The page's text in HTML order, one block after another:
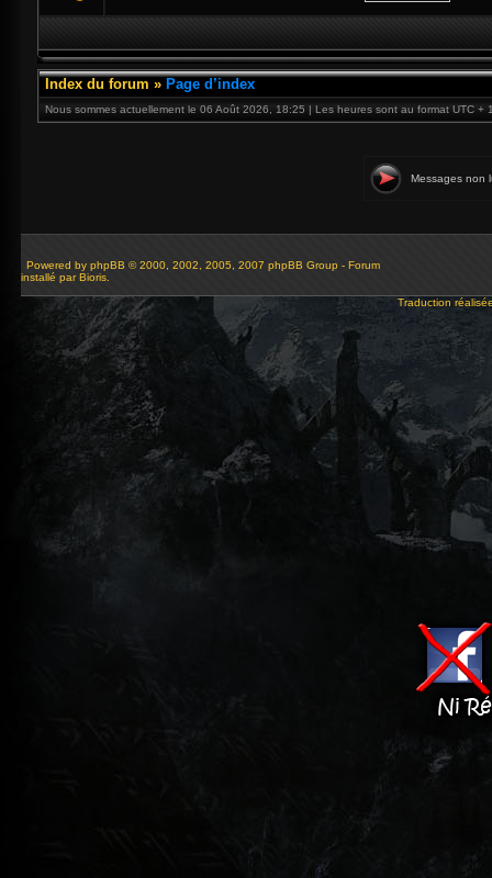
Index du forum » Page d’index
Nous sommes actuellement le 06 Août 2026, 18:25 | Les heures sont au format UTC +
Messages non
Powered by phpBB © 2000, 2002, 2005, 2007 phpBB Group - Forum
installé par Bioris.
Traduction